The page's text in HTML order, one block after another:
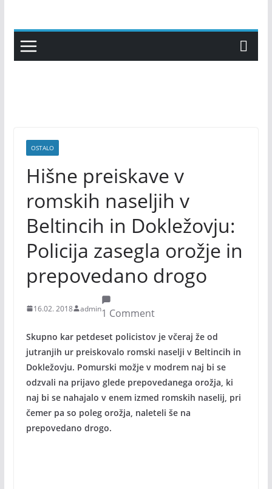
content
OSTALO
Hišne preiskave v
romskih naseljih v
Beltincih in Dokležovju:
Policija zasegla orožje in
prepovedano drogo
16.02. 2018 admin1 Comment
Skupno kar petdeset policistov je včeraj že od
jutranjih ur preiskovalo romski naselji v Beltincih in
Dokležovju. Pomurski možje v modrem naj bi se
odzvali na prijavo glede prepovedanega orožja, ki
naj bi se nahajalo v enem izmed romskih naselij, pri
čemer pa so poleg orožja, naleteli še na
prepovedano drogo.